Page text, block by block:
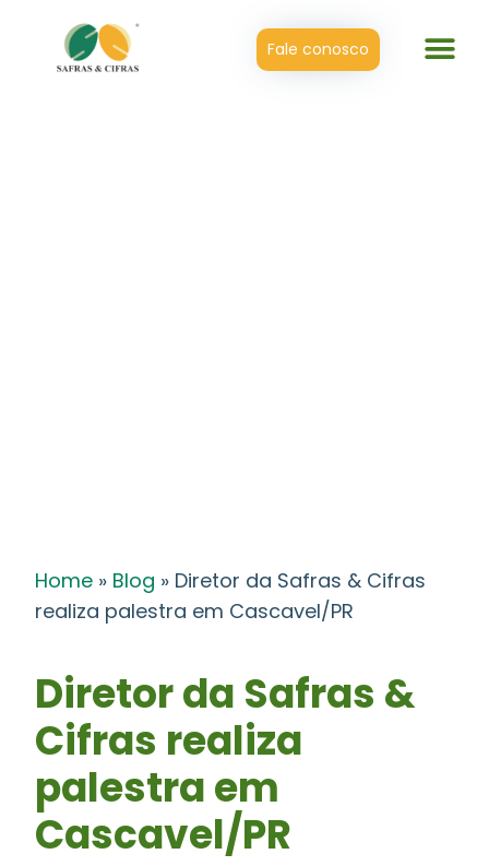
Fale conosco
Home » Blog » Diretor da Safras & Cifras
realiza palestra em Cascavel/PR
Diretor da Safras &
Cifras realiza
palestra em
Cascavel/PR